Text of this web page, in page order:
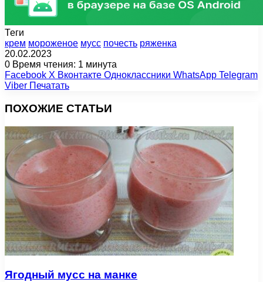
Теги
крем мороженое мусс почесть ряженка
20.02.2023
0 Время чтения: 1 минута
Facebook X Вконтакте Одноклассники WhatsApp Telegram
Viber Печатать
ПОХОЖИЕ СТАТЬИ
Ягодный мусс на манке